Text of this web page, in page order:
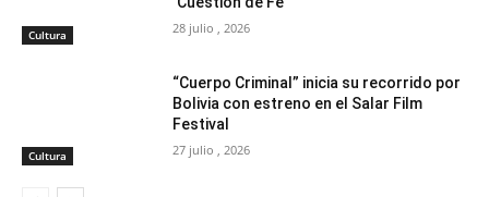
Cultura 28 julio , 2026
Cultura
“Cuerpo Criminal” inicia su recorrido por
Bolivia con estreno en el Salar Film
Festival
27 julio , 2026